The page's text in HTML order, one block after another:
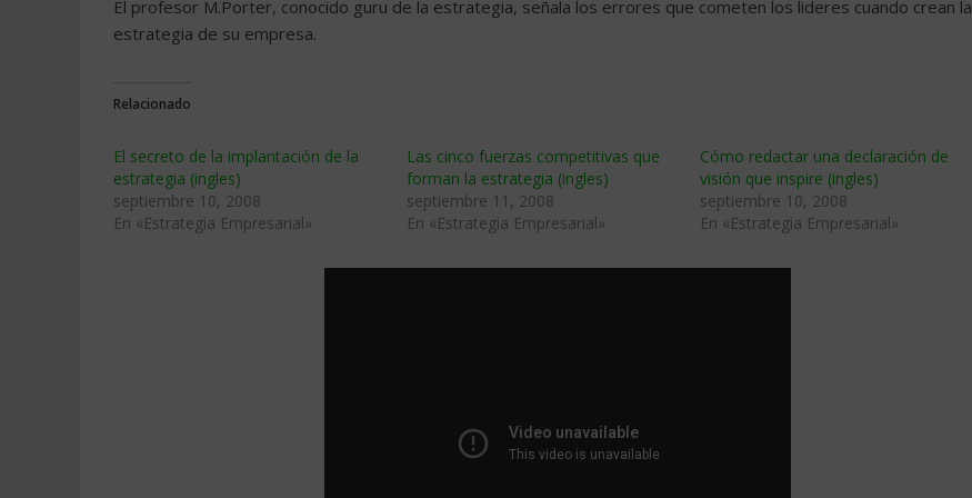
El profesor M.Porter, conocido guru de la estrategia, señala los errores que cometen los lideres cuando crean la
estrategia de su empresa.
Relacionado
El secreto de la implantación de la
estrategia (ingles)
septiembre 10, 2008
En «Estrategia Empresarial»
Las cinco fuerzas competitivas que
forman la estrategia (ingles)
septiembre 11, 2008
En «Estrategia Empresarial»
Cómo redactar una declaración de
visión que inspire (ingles)
septiembre 10, 2008
En «Estrategia Empresarial»